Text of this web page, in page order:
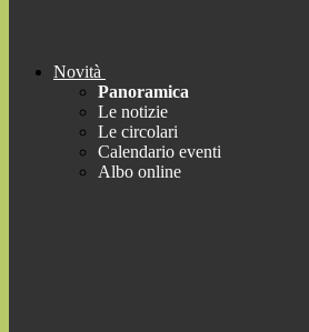
Novità
Panoramica
Le notizie
Le circolari
Calendario eventi
Albo online